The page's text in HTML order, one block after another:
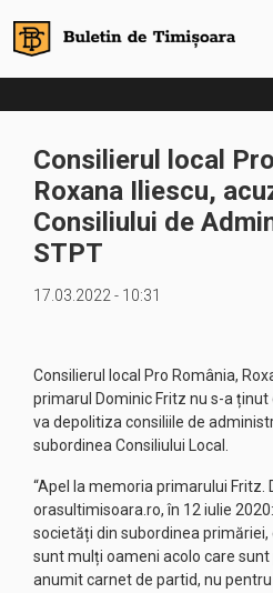
Consilierul local
Roxana Iliescu,
Consiliului de
STPT
17.03.2022 - 10:31
Consilierul local Pro România,
primarul Dominic Fritz nu s-a
va depolitiza consiliile de
subordinea Consiliului Local.
“Apel la memoria primarului Fritz.
orasultimisoara.ro, în 12 iulie
societăți din subordinea
sunt mulți oameni acolo care
anumit carnet de partid, nu